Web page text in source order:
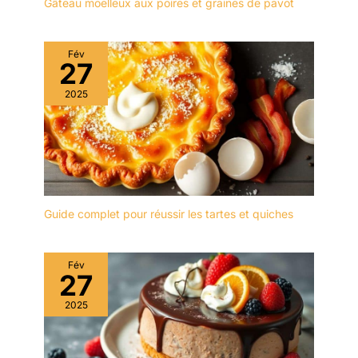
tout autre que vous
C'est aussi un joli
cadeau pour un
anniversaire, un goûter,
un mariage, une fête
prénatale, Noël et les
vacances.
CARACTÉRISTIQUES: le
plateau à dessert en
céramique avec bord
ondulé est plein de
romantisme. Le stand de
expérience pleine de
texture et de goût. Créez
des moments heureux
avec le présentoir à
gâteaux fanquare
un usage domestique, ils
sont non seulement les
présentoirs à gâteau
pratique, mais aussi
embellissent votre table.
【Facile à Installer】Il
suffit d'ouvrir l'emballage
après avoir reçu ce
produit, d'utiliser les vis
l'emballage pour installer
taille du support afin
d'obtenir un beau
support à gâteau.
【Large Application】
Parfait pour exposer des
petits gâteaux, des
desserts, des biscuits,
Gâteau moelleux aux poires et graines de pavot
Fév
27
2025
Guide complet pour réussir les tartes et quiches
Fév
27
2025